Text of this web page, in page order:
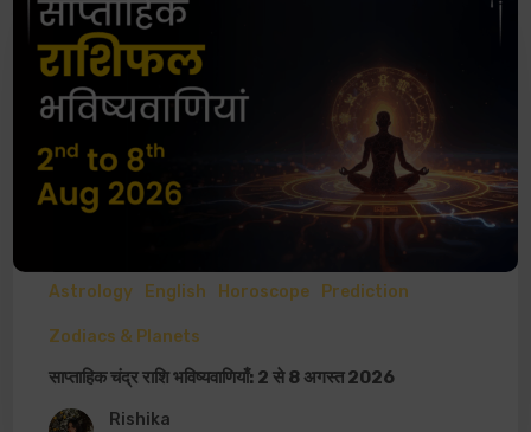
Astrology English Horoscope Prediction
Zodiacs & Planets
साप्ताहिक चंद्र राशि भविष्यवाणियाँ: 2 से 8 अगस्त 2026
Rishika